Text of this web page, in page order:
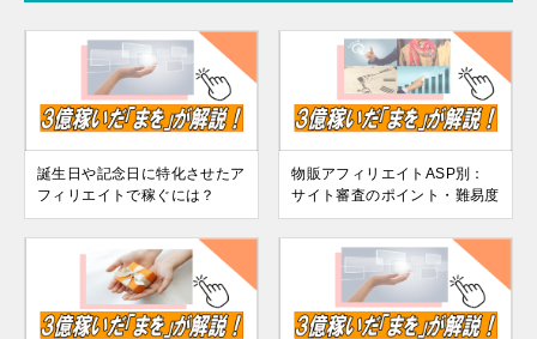
誕生日や記念日に特化させたア
フィリエイトで稼ぐには？
物販アフィリエイトASP別：
サイト審査のポイント・難易度